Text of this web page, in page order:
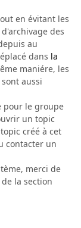
en évitant les
des
au
dans la
maniére, les
aussi
pour le groupe
un topic
créé à cet
contacter un
merci de
la section